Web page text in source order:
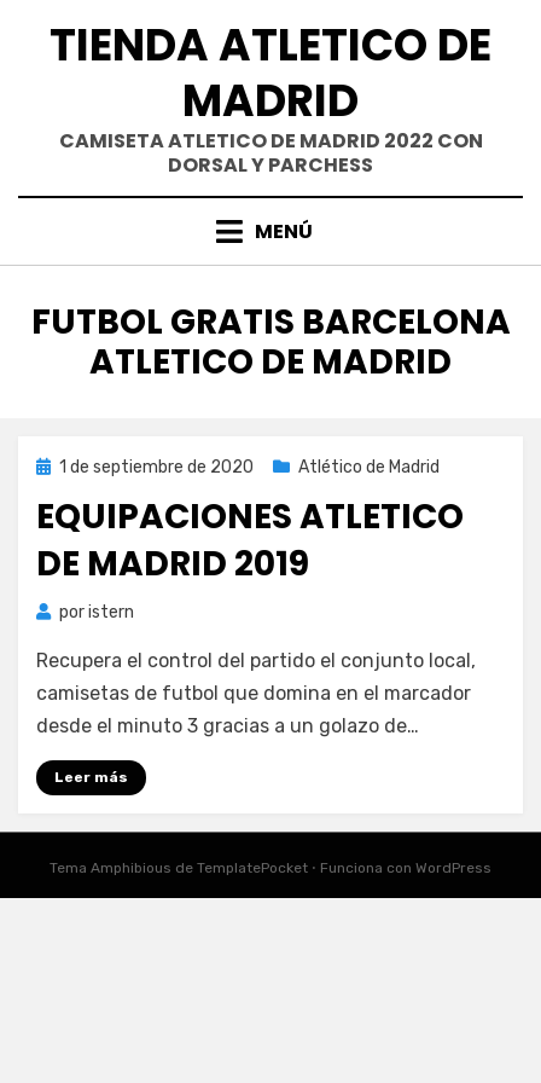
TIENDA ATLETICO DE
MADRID
CAMISETA ATLETICO DE MADRID 2022 CON
DORSAL Y PARCHESS
MENÚ
ETIQUETA
:
FUTBOL GRATIS BARCELONA
ATLETICO DE MADRID
Publicada
1 de septiembre de 2020 Atlético de Madrid
EQUIPACIONES ATLETICO
DE MADRID 2019
poristern
Recupera el control del partido el conjunto local,
camisetas de futbol que domina en el marcador
desde el minuto 3 gracias a un golazo de…
Leer más
Tema Amphibious de TemplatePocket ⋅ Funciona con WordPress